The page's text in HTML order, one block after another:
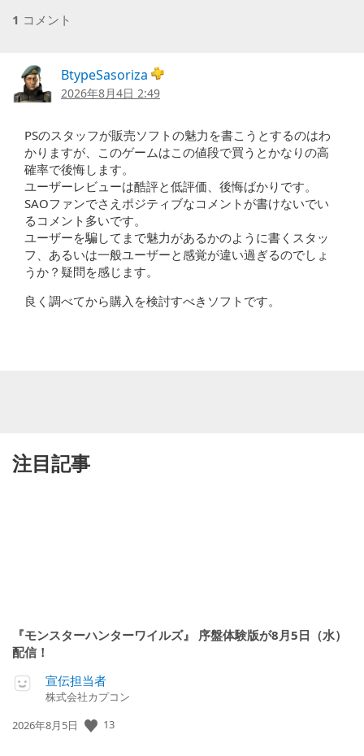
1 コメント
BtypeSasoriza
2026年8月4日 2:49
PSのスタッフが販売ソフトの魅力を書こうとするのはわ
かりますが、このゲームはこの値段で買うとかなりの高
確率で後悔します。
ユーザーレビューは酷評と低評価、後悔ばかりです。
SAOファンでさえポジティブなコメントが書けないでい
るコメント多いです。
ユーザーを騙してまで魅力があるかのように書くスタッ
フ、あるいは一般ユーザーと感覚が違い過ぎるのでしょ
うか？疑問を感じます。
良く調べてから購入を検討すべきソフトです。
注目記事
『モンスターハンターワイルズ』 序盤体験版が8月5日（水）
配信！
宣伝担当者
株式会社カプコン
公
2026年8月5日 13